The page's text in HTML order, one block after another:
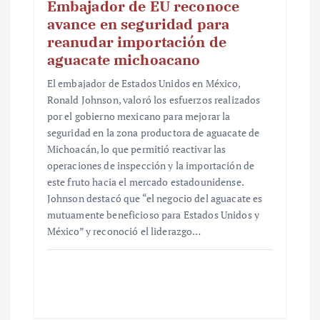
Embajador de EU reconoce
avance en seguridad para
reanudar importación de
aguacate michoacano
El embajador de Estados Unidos en México,
Ronald Johnson, valoró los esfuerzos realizados
por el gobierno mexicano para mejorar la
seguridad en la zona productora de aguacate de
Michoacán, lo que permitió reactivar las
operaciones de inspección y la importación de
este fruto hacia el mercado estadounidense.
Johnson destacó que “el negocio del aguacate es
mutuamente beneficioso para Estados Unidos y
México” y reconoció el liderazgo…